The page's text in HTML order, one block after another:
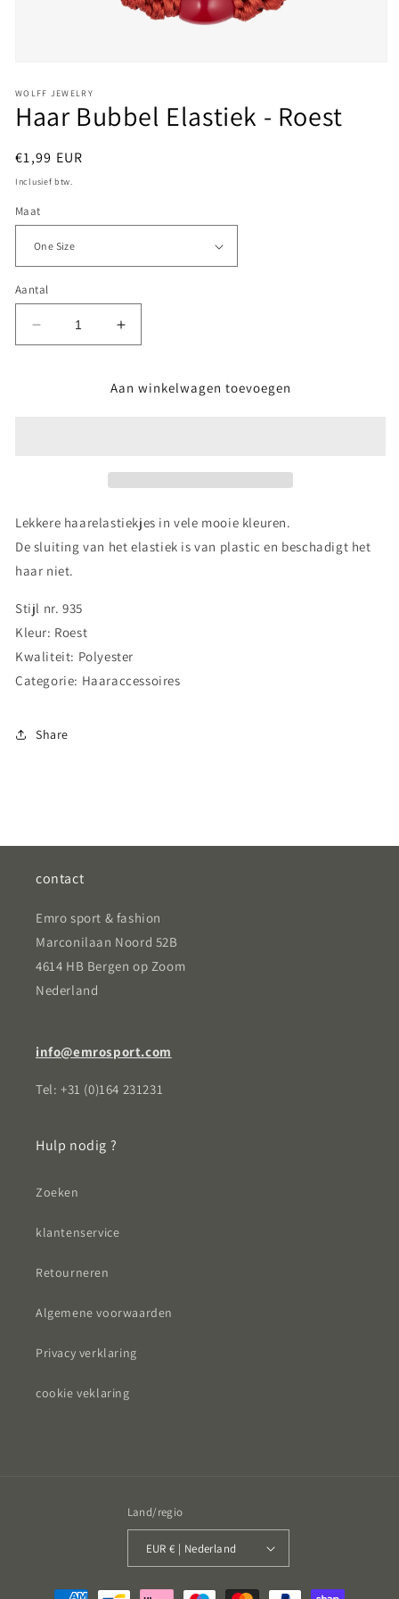
openen
in
modaal
WOLFF JEWELRY
Haar Bubbel Elastiek - Roest
Normale
prijs
€1,99 EUR
Inclusief btw.
Maat
Aantal
Aantal
verlagen
Aantal
verhogen
Haar
Aan winkelwagen toevoegen
Lekkere haarelastiekjes in vele mooie kleuren.
De sluiting van het elastiek is van plastic en beschadigt het
haar niet.
Stijl nr. 935
Kleur: Roest
Kwaliteit: Polyester
Categorie: Haaraccessoires
Share
contact
Emro sport & fashion
Marconilaan Noord 52B
4614 HB Bergen op Zoom
Nederland
info@emrosport.com
Tel: +31 (0)164 231231
Hulp nodig ?
Zoeken
klantenservice
Retourneren
Algemene voorwaarden
Privacy verklaring
cookie veklaring
Land/regio
EUR € | Nederland
Betaalmethoden